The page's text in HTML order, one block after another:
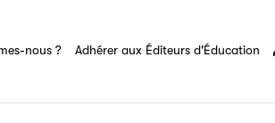
nous ? Adhérer aux Éditeurs d'Éducation
destinée à l’ensemble des acteurs de la